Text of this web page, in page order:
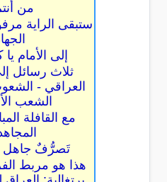
من
ستبقى الراية
إلى الأمام يا
ثلاث رسائل
العراقي -
الشعب
مع القافلة
تَصرُّفٌ جاهل
هذا هو مربط